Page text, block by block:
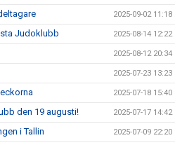
2025-09-02 11:18
Judoklubb 2025-08-14 12:22
2025-08-12 20:34
2025-07-23 13:23
2025-07-18 15:40
den 19 augusti! 2025-07-17 14:42
i Tallin 2025-07-09 22:20